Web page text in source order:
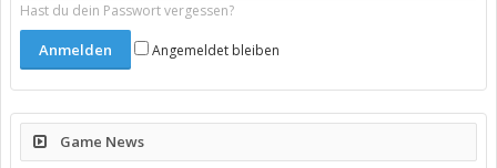
Hast du dein Passwort vergessen?
Angemeldet bleiben
Game News